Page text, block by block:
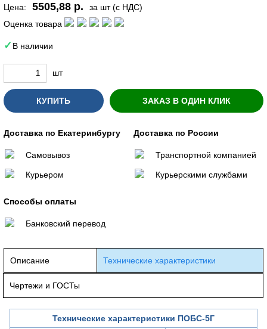
Цена: 5505,88 р.
за шт (с НДС)
Оценка товара
В наличии
шт
КУПИТЬ ЗАКАЗ В ОДИН КЛИК
Доставка по Екатеринбургу
Самовывоз
Курьером
Доставка по России
Транспортной компанией
Курьерскими службами
Способы оплаты
Банковский перевод
Описание Технические характеристики
Чертежи и ГОСТы
Технические характеристики ПОБС-5Г